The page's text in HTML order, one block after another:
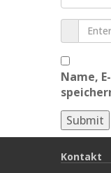
Name,
Kontakt